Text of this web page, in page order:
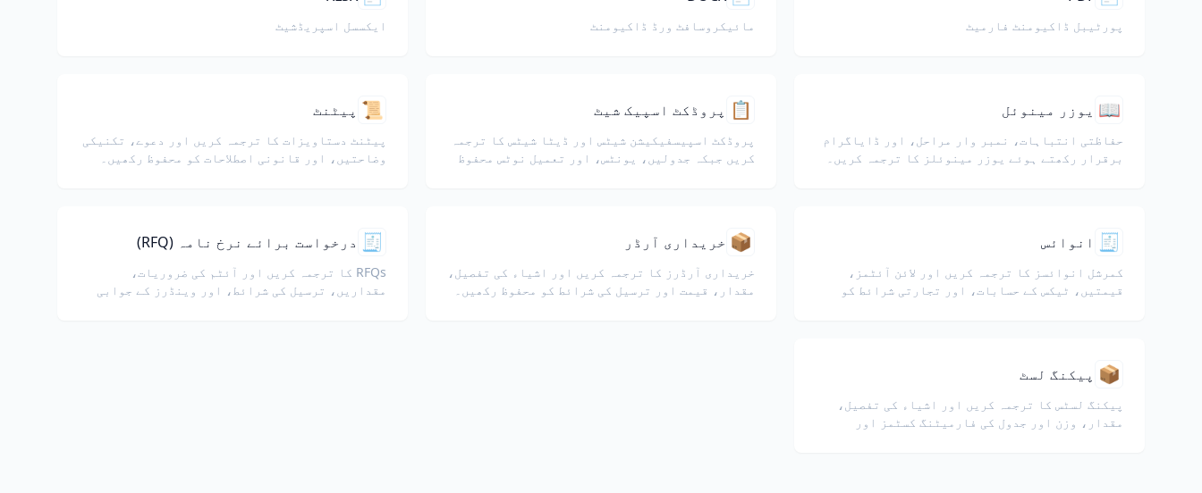
پورٹیبل ڈاکیومنٹ فارمیٹ مائیکروسافٹ ورڈ ڈاکیومنٹ ایکسسل اسپریڈشیٹ
📖 یوزر مینوئل
حفاظتی انتباہات، نمبر وار مراحل، اور ڈایاگرام
برقرار رکھتے ہوئے یوزر مینوئلز کا ترجمہ کریں۔
📋 پروڈکٹ اسپیک شیٹ
پروڈکٹ اسپیسفیکیشن شیٹس اور ڈیٹا شیٹس کا ترجمہ
کریں جبکہ جدولیں، یونٹس، اور تعمیل نوٹس محفوظ
📜 پیٹنٹ
پیٹنٹ دستاویزات کا ترجمہ کریں اور دعوے، تکنیکی
وضاحتیں، اور قانونی اصطلاحات کو محفوظ رکھیں۔
🧾 انوائس
کمرشل انوائسز کا ترجمہ کریں اور لائن آئٹمز،
قیمتیں، ٹیکس کے حسابات، اور تجارتی شرائط کو
📦 خریداری آرڈر
خریداری آرڈرز کا ترجمہ کریں اور اشیاء کی تفصیل،
مقدار، قیمت اور ترسیل کی شرائط کو محفوظ رکھیں۔
🧾 درخواست برائے نرخ نامہ (RFQ)
RFQs کا ترجمہ کریں اور آئٹم کی ضروریات،
مقداریں، ترسیل کی شرائط، اور وینڈرز کے جوابی
📦 پیکنگ لسٹ
پیکنگ لسٹس کا ترجمہ کریں اور اشیاء کی تفصیل،
مقدار، وزن اور جدول کی فارمیٹنگ کسٹمز اور